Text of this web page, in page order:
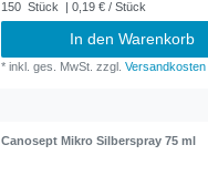
150 Stück | 0,19 € / Stück
In den Warenkorb
*inkl. ges. MwSt. zzgl.Versandkosten
Canosept Mikro Silberspray 75 ml